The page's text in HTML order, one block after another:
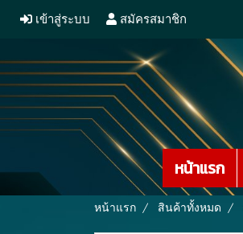
เข้าสู่ระบบ สมัครสมาชิก
หน้าแรก
หน้าแรก สินค้าทั้งหมด